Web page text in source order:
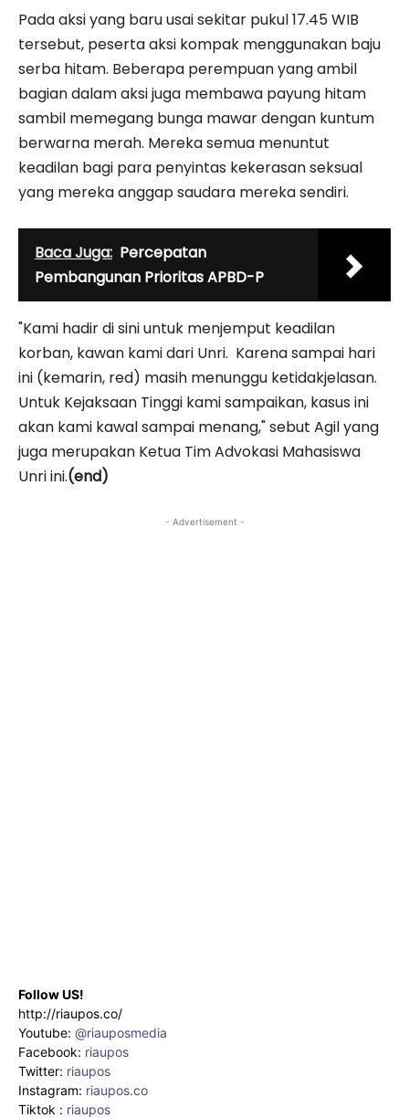
Pada aksi yang baru usai sekitar pukul 17.45 WIB
tersebut, peserta aksi kompak menggunakan baju
serba hitam. Beberapa perempuan yang ambil
bagian dalam aksi juga membawa payung hitam
sambil memegang bunga mawar dengan kuntum
berwarna merah. Mereka semua menuntut
keadilan bagi para penyintas kekerasan seksual
yang mereka anggap saudara mereka sendiri.
Baca Juga: Percepatan
Pembangunan Prioritas APBD-P
"Kami hadir di sini untuk menjemput keadilan
korban, kawan kami dari Unri. Karena sampai hari
ini (kemarin, red) masih menunggu ketidakjelasan.
Untuk Kejaksaan Tinggi kami sampaikan, kasus ini
akan kami kawal sampai menang," sebut Agil yang
juga merupakan Ketua Tim Advokasi Mahasiswa
Unri ini.(end)
- Advertisement -
Follow US!
http://riaupos.co/
Youtube: @riauposmedia
Facebook: riaupos
Twitter: riaupos
Instagram: riaupos.co
Tiktok : riaupos